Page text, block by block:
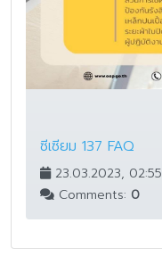
ซีเซียม 137 FAQ
23.03.2023, 02:55
Comments: 0